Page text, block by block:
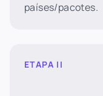
países/pacotes.
ETAPA II